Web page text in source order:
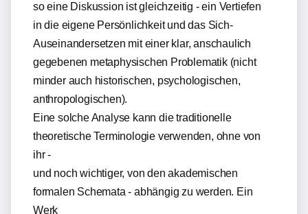
so eine Diskussion ist gleichzeitig - ein Vertiefen
in die eigene Persönlichkeit und das Sich-
Auseinandersetzen mit einer klar, anschaulich
gegebenen metaphysischen Problematik (nicht
minder auch historischen, psychologischen,
anthropologischen).
Eine solche Analyse kann die traditionelle
theoretische Terminologie verwenden, ohne von
ihr -
und noch wichtiger, von den akademischen
formalen Schemata - abhängig zu werden. Ein
Werk